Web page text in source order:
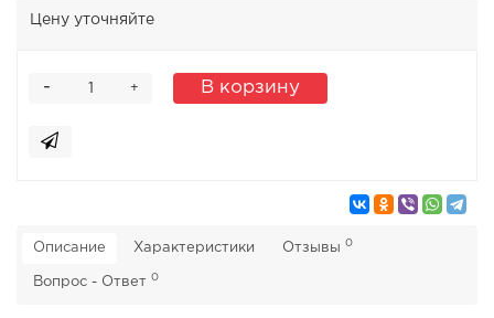
Цену уточняйте
+
- В корзину
Описание Характеристики Отзывы 0
Вопрос - Ответ 0